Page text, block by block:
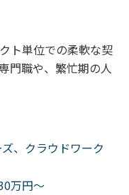
ト単位での柔軟な契
門職や、繁忙期の人
ズ、クラウドワーク
万円～